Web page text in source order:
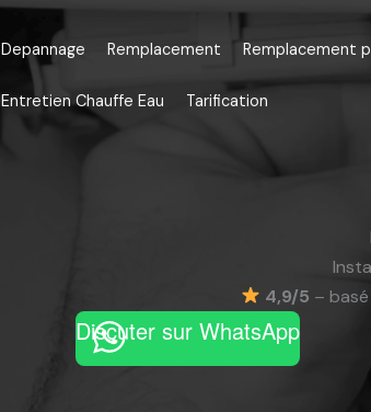
Depannage Remplacement Remplacement
Entretien Chauffe Eau Tarification
4,9/5 –
Discuter sur WhatsApp